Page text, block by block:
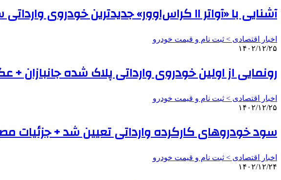
آشنایی با «آواتر ۱۱ کراس‌اوور» جدیدترین خودروی وارداتی سایپا + عکس
اخبار اقتصادی > ثبت نام و قیمت خودرو
۱۴۰۲/۱۲/۲۵
رونمایی از اولین خودروی وارداتی پلاک شده جانبازان
اخبار اقتصادی > ثبت نام و قیمت خودرو
۱۴۰۲/۱۲/۲۵
سود خودروهای کارکرده وارداتی تعیین شد + جزئیات
اخبار اقتصادی > ثبت نام و قیمت خودرو
۱۴۰۲/۱۲/۲۴